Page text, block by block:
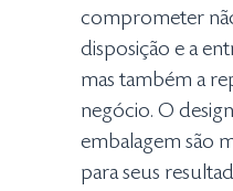
comprometer
disposição e a
mas também a
negócio. O
embalagem são
para seus